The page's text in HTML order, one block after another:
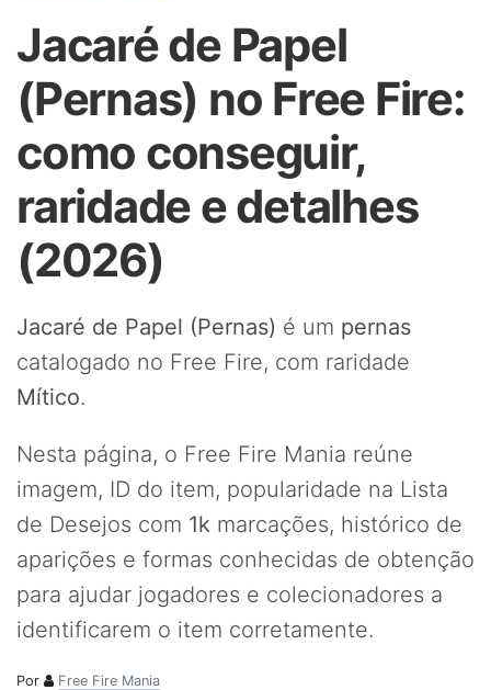
Jacaré de Papel
(Pernas) no Free Fire:
como conseguir,
raridade e detalhes
(2026)
Jacaré de Papel (Pernas) é um pernas
catalogado no Free Fire, com raridade
Mítico.
Nesta página, o Free Fire Mania reúne
imagem, ID do item, popularidade na Lista
de Desejos com 1k marcações, histórico de
aparições e formas conhecidas de obtenção
para ajudar jogadores e colecionadores a
identificarem o item corretamente.
Por
Free Fire Mania